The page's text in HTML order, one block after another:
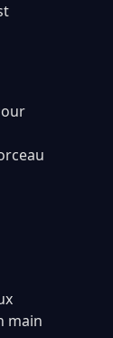
main